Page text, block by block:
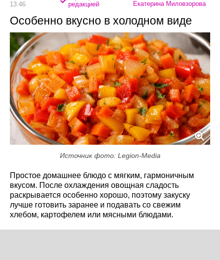
13:46
редакцией
Екатерина Миловзорова
Особенно вкусно в холодном виде
Источник фото: Legion-Media
Простое домашнее блюдо с мягким, гармоничным
вкусом. После охлаждения овощная сладость
раскрывается особенно хорошо, поэтому закуску
лучше готовить заранее и подавать со свежим
хлебом, картофелем или мясными блюдами.